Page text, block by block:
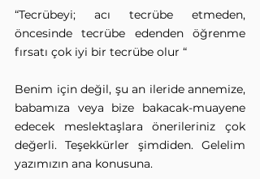
“Tecrübeyi; acı tecrübe etmeden,
öncesinde tecrübe edenden öğrenme
fırsatı çok iyi bir tecrübe olur “
Benim için değil, şu an ileride annemize,
babamıza veya bize bakacak-muayene
edecek meslektaşlara önerileriniz çok
değerli. Teşekkürler şimdiden. Gelelim
yazımızın ana konusuna.